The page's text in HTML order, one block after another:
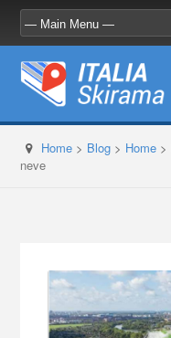
Home> Blog> Home>
neve